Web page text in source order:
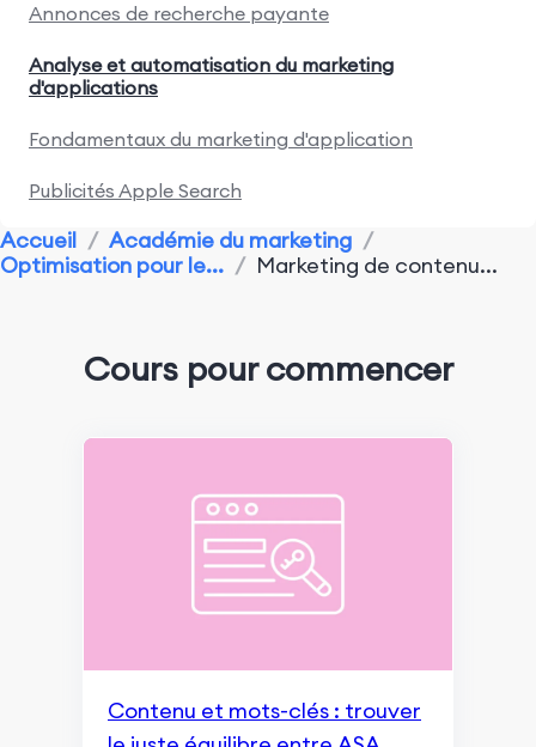
Annonces de recherche payante
Analyse et automatisation du marketing
d'applications
Fondamentaux du marketing d'application
Publicités Apple Search
Recherche marketing et concurrence
Aperçu de Google SGE
Recherche et indexation
Marketing de contenu et expérience utilisateur
Classement et apparence dans les recherches
Fondamentaux du référencement (SEO)
Accueil / Académie du marketing /
Optimisation pour le... / Marketing de contenu...
Cours pour commencer
Contenu et mots-clés : trouver